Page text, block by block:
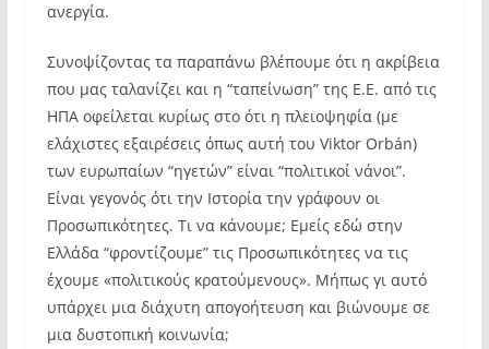
ανεργία.
Συνοψίζοντας τα παραπάνω βλέπουμε ότι η ακρίβεια
που μας ταλανίζει και η “ταπείνωση” της Ε.Ε. από τις
ΗΠΑ οφείλεται κυρίως στο ότι η πλειοψηφία (με
ελάχιστες εξαιρέσεις όπως αυτή του Viktor Orbán)
των ευρωπαίων “ηγετών” είναι “πολιτικοί νάνοι”.
Είναι γεγονός ότι την Ιστορία την γράφουν οι
Προσωπικότητες. Τι να κάνουμε; Εμείς εδώ στην
Ελλάδα “φροντίζουμε” τις Προσωπικότητες να τις
έχουμε «πολιτικούς κρατούμενους». Μήπως γι αυτό
υπάρχει μια διάχυτη απογοήτευση και βιώνουμε σε
μια δυστοπική κοινωνία;